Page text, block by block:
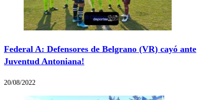
Federal A: Defensores de Belgrano (VR) cayó ante
Juventud Antoniana!
20/08/2022